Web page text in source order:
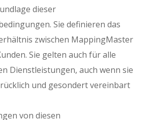
dieser
Sie definieren das
zwischen MappingMaster
Sie gelten auch für alle
Dienstleistungen, auch wenn sie
und gesondert vereinbart
von diesen